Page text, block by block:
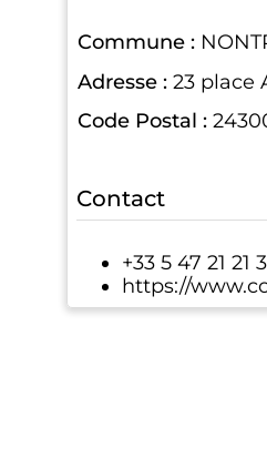
Commune :
Adresse : 23 place
Code Postal :
Contact
+33 5 47 21 21
https://